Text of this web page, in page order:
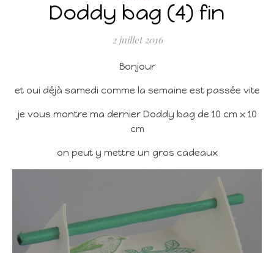
Doddy bag (4) fin
2 juillet 2016
Bonjour
et oui déjà samedi comme la semaine est passée vite
je vous montre ma dernier Doddy bag de 10 cm x 10
cm
on peut y mettre un gros cadeaux